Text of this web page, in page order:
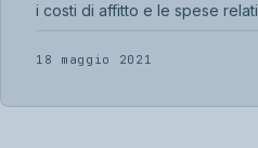
i costi di affitto e le spese relati
18 maggio 2021